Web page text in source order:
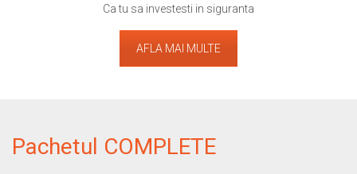
Ca tu sa investesti in siguranta
AFLA MAI MULTE
Pachetul COMPLETE